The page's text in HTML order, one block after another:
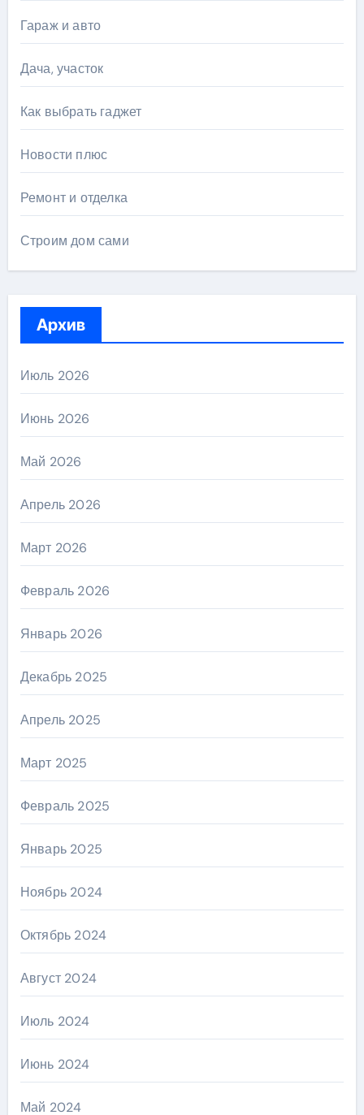
Гараж и авто
Дача, участок
Как выбрать гаджет
Новости плюс
Ремонт и отделка
Строим дом сами
Архив
Июль 2026
Июнь 2026
Май 2026
Апрель 2026
Март 2026
Февраль 2026
Январь 2026
Декабрь 2025
Апрель 2025
Март 2025
Февраль 2025
Январь 2025
Ноябрь 2024
Октябрь 2024
Август 2024
Июль 2024
Июнь 2024
Май 2024